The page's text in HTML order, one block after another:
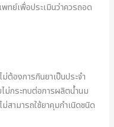
ย์เพื่อประเมินว่าควรถอด
ต้องการกินยาเป็นประจำ
ม่กระทบต่อการผลิตน้ำนม
สามารถใช้ยาคุมกำเนิดชนิด